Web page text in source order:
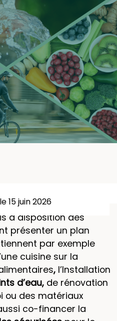
15 juin 2026
à disposition des
présenter un plan
par exemple
cuisine sur la
, l’Installation
d’eau, de rénovation
ou des matériaux
co-financer la